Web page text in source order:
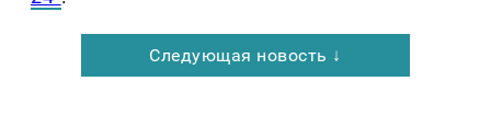
Следующая новость ↓